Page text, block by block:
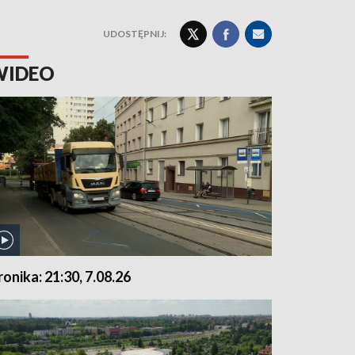
UDOSTĘPNIJ:
21:30, 7.08.26